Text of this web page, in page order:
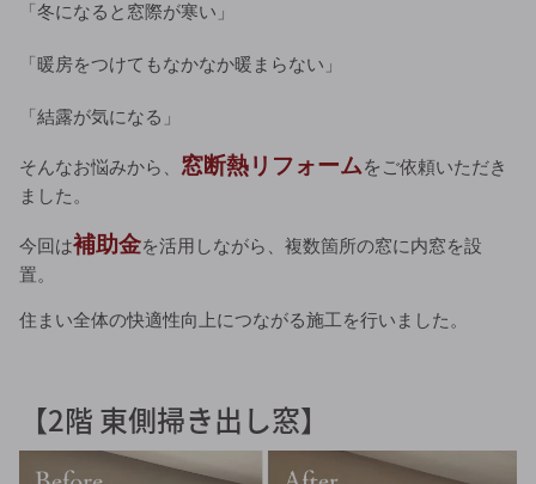
「冬になると窓際が寒い」
「暖房をつけてもなかなか暖まらない」
「結露が気になる」
そんなお悩みから、 窓断熱リフォームを ご依頼いただき
ました。
今回は補助金を活用しながら、複数箇所の窓に内窓を設
置。
住まい全体の快適性向上につながる施工を行いました。
【2階 東側掃き出し窓】